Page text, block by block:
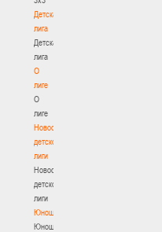
Детская
лига
Детская
лига
О
лиге
О
лиге
Новости
детской
лиги
Новости
детской
лиги
Юноши
Юноши